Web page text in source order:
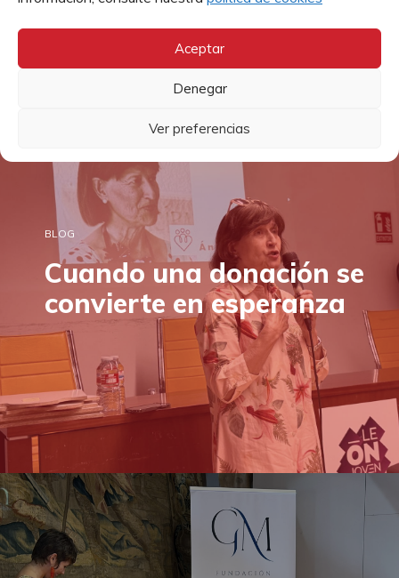
Aceptar
Denegar
Ver preferencias
BLOG
Cuando una donación se
convierte en esperanza